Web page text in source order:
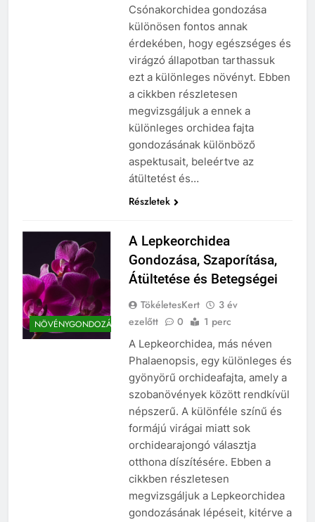
Csónakorchidea gondozása
különösen fontos annak
érdekében, hogy egészséges és
virágzó állapotban tarthassuk
ezt a különleges növényt. Ebben
a cikkben részletesen
megvizsgáljuk a ennek a
különleges orchidea fajta
gondozásának különböző
aspektusait, beleértve az
átültetést és…
Részletek
NÖVÉNYGONDOZÁS
A Lepkeorchidea
Gondozása, Szaporítása,
Átültetése és Betegségei
TökéletesKert
3 év
ezelőtt
0 1 perc
A Lepkeorchidea, más néven
Phalaenopsis, egy különleges és
gyönyörű orchideafajta, amely a
szobanövények között rendkívül
népszerű. A különféle színű és
formájú virágai miatt sok
orchidearajongó választja
otthona díszítésére. Ebben a
cikkben részletesen
megvizsgáljuk a Lepkeorchidea
gondozásának lépéseit, kitérve a